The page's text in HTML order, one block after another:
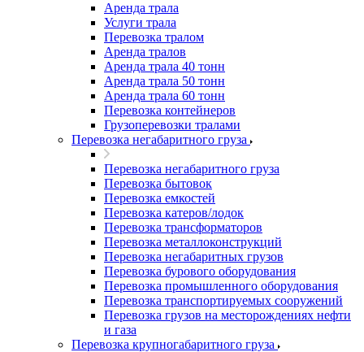
Аренда трала
Услуги трала
Перевозка тралом
Аренда тралов
Аренда трала 40 тонн
Аренда трала 50 тонн
Аренда трала 60 тонн
Перевозка контейнеров
Грузоперевозки тралами
Перевозка негабаритного груза
Перевозка негабаритного груза
Перевозка бытовок
Перевозка емкостей
Перевозка катеров/лодок
Перевозка трансформаторов
Перевозка металлоконструкций
Перевозка негабаритных грузов
Перевозка бурового оборудования
Перевозка промышленного оборудования
Перевозка транспортируемых сооружений
Перевозка грузов на месторождениях нефти
и газа
Перевозка крупногабаритного груза